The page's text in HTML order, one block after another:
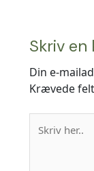
Skriv
Din e-
Krævede